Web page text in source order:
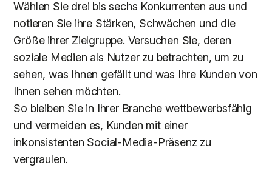
Wählen Sie drei bis sechs Konkurrenten aus und
notieren Sie ihre Stärken, Schwächen und die
Größe ihrer Zielgruppe. Versuchen Sie, deren
soziale Medien als Nutzer zu betrachten, um zu
sehen, was Ihnen gefällt und was Ihre Kunden von
Ihnen sehen möchten.
So bleiben Sie in Ihrer Branche wettbewerbsfähig
und vermeiden es, Kunden mit einer
inkonsistenten Social-Media-Präsenz zu
vergraulen.